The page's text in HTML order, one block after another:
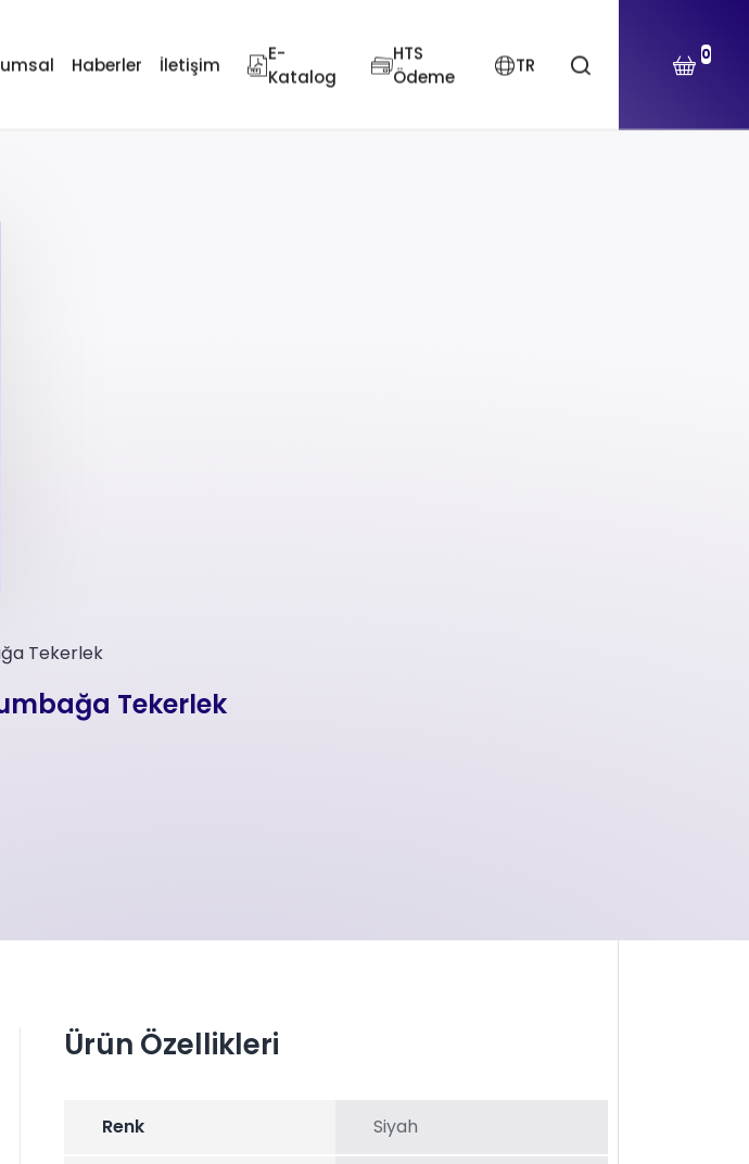
Haberler İletişim
E-
Katalog
HTS
Ödeme
TR 0
Tekerlek
Tekerlek
Ürün Özellikleri
Renk Siyah